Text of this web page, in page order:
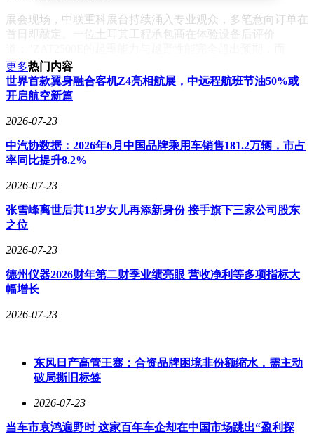
展会现场，中联重科展台持续涌入专业观众，多笔意向订单在
首日即敲定。一位土耳其工程承包商在体验设备后评价
ZLK7600V8的紧凑设计恰好解决了市政工程中空间受限的难
题。"据现场技术人员介绍，这两款产品均经过针对性优化，
例如ZAT2500E的底盘系统可适应-30℃至50℃极端温度，
兼顾性能与运输便利性。
此次参展标志着中联重科在全球化布局中迈出关键一步。通过
深度融合本地化需求与前沿技术，企业不仅展示了覆盖全场景
随着定制化产品线的持续扩展，中联重科正为全球基础设施建
设提供更高效、更可持续的技术支持。
更多热门内容
世界首款翼身融合客机Z4亮相航展，中远程航班节油50%或
开启航空新篇
2026-07-23
中汽协数据：2026年6月中国品牌乘用车销售181.2万辆，市占
率同比提升8.2%
2026-07-23
张雪峰离世后其11岁女儿再添新身份 接手旗下三家公司股东
之位
2026-07-23
德州仪器2026财年第二财季业绩亮眼 营收净利等多项指标大
幅增长
2026-07-23
东风日产高管王骞：合资品牌困境非份额缩水，需主动
破局撕旧标签
2026-07-23
当车市哀鸿遍野时 这家百年车企却在中国市场跳出“盈利探